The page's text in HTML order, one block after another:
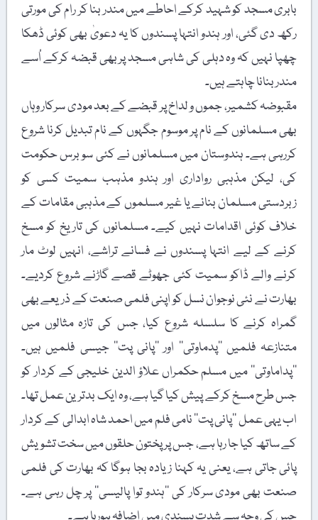
بابری مسجد کو شہید کرکے احاطے میں مندر بنا کر رام کی مورتی
رکھ دی گئی، اور ہندو انتہا پسندوں کا یہ دعویٰ بھی کوئی ڈھکا
چھپا نہیں کہ وہ دہلی کی شاہی مسجد پر بھی قبضہ کرکے اُسے
مندر بنانا چاہتے ہیں۔
مقبوضہ کشمیر، جموں و لداخ پر قبضے کے بعد مودی سرکار وہاں
بھی مسلمانوں کے نام پر موسوم جگہوں کے نام تبدیل کرنا شروع
کررہی ہے۔ ہندوستان میں مسلمانوں نے کئی سو برس حکومت
کی، لیکن مذہبی رواداری اور ہندو مذہب سمیت کسی کو
زبردستی مسلمان بنانے یا غیر مسلموں کے مذہبی مقامات کے
خلاف کوئی اقدامات نہیں کیے۔ مسلمانوں کی تاریخ کو مسخ
کرنے کے لیے انتہا پسندوں نے فسانے تراشے، انہیں لوٹ مار
کرنے والے ڈاکو سمیت کئی جھوٹے قصے گاڑنے شروع کردیے۔
بھارت نے نئی نوجوان نسل کو اپنی فلمی صنعت کے ذریعے بھی
گمراہ کرنے کا سلسلہ شروع کیا، جس کی تازہ مثالوں میں
متنازعہ فلمیں ’’پدماوتی‘‘ اور ’’پانی پت‘‘ جیسی فلمیں ہیں۔
’’پداماوتی‘‘ میں مسلم حکمراں علاؤ الدین خلیجی کے کردار کو
جس طرح مسخ کرکے پیش کیا گیا ہے، وہ ایک بدترین عمل تھا۔
اب یہی عمل ’’پانی پت‘‘ نامی فلم میں احمد شاہ ابدالی کے کردار
کے ساتھ کیا جا رہا ہے، جس پر پختون حلقوں میں سخت تشویش
پائی جاتی ہے، یعنی یہ کہنا زیادہ بجا ہوگا کہ بھارت کی فلمی
صنعت بھی مودی سرکار کی ’’ہندو توا پالیسی‘‘ پر چل رہی ہے۔